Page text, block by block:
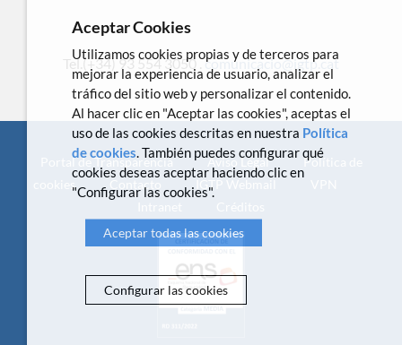
Tel.(+34) 93 554 3050 .comunicacio@igtp.cat
Portal de Transparencia Aviso Legal
Política de
cookies
Contacto IGTP Webmail
Aceptar Cookies
Utilizamos cookies propias y de terceros para
mejorar la experiencia de usuario, analizar el
tráfico del sitio web y personalizar el contenido.
Al hacer clic en "Aceptar las cookies", aceptas el
uso de las cookies descritas en nuestra Política
de cookies. También puedes configurar qué
cookies deseas aceptar haciendo clic en
"Configurar las cookies".
Aceptar todas las cookies
Configurar las cookies